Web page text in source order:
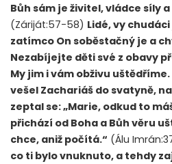
Bůh sám je živitel, vládce síly
(Záriját:57-58) Lidé, vy
zatímco On soběstačný je a
Nezabíjejte děti své z obavy
My jim i vám obživu uštědříme.
vešel Zachariáš do svatyně,
zeptal se: „Marie, odkud to
přichází od Boha a Bůh věru
chce, aniž počítá.“ (Álu
co ti bylo vnuknuto, a tehdy